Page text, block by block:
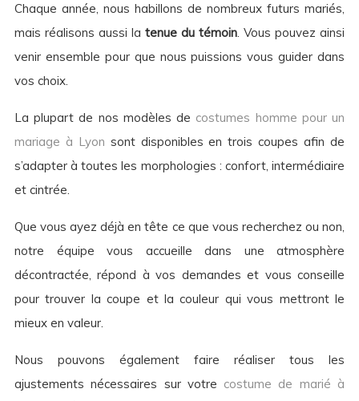
Chaque année, nous habillons de nombreux futurs mariés,
mais réalisons aussi la tenue du témoin. Vous pouvez ainsi
venir ensemble pour que nous puissions vous guider dans
vos choix.
La plupart de nos modèles de costumes homme pour un
mariage à Lyon sont disponibles en trois coupes afin de
s’adapter à toutes les morphologies : confort, intermédiaire
et cintrée.
Que vous ayez déjà en tête ce que vous recherchez ou non,
notre équipe vous accueille dans une atmosphère
décontractée, répond à vos demandes et vous conseille
pour trouver la coupe et la couleur qui vous mettront le
mieux en valeur.
Nous pouvons également faire réaliser tous les
ajustements nécessaires sur votre costume de marié à